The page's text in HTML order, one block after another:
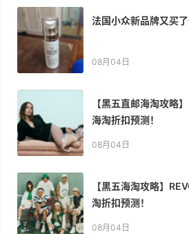
法国小众新品牌又买
08月04日
【黑五直邮海淘攻略
海淘折扣预测！
08月04日
【黑五海淘攻略】
淘折扣预测！
08月04日